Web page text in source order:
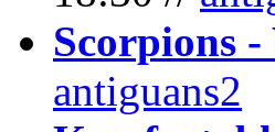
Scorpions
antiguans2